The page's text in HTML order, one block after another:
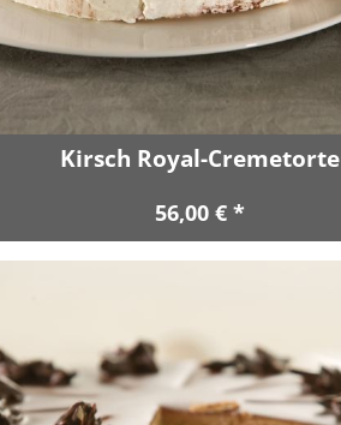
Kirsch Royal-Cremetorte
56,00 € *